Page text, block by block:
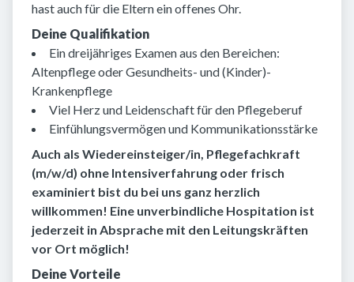
hast auch für die Eltern ein offenes Ohr.
Deine Qualifikation
Ein dreijähriges Examen aus den Bereichen:
Altenpflege oder Gesundheits- und (Kinder)-
Krankenpflege
Viel Herz und Leidenschaft für den Pflegeberuf
Einfühlungsvermögen und Kommunikationsstärke
Auch als Wiedereinsteiger/in, Pflegefachkraft
(m/w/d) ohne Intensiverfahrung oder frisch
examiniert bist du bei uns ganz herzlich
willkommen! Eine unverbindliche Hospitation ist
jederzeit in Absprache mit den Leitungskräften
vor Ort möglich!
Deine Vorteile